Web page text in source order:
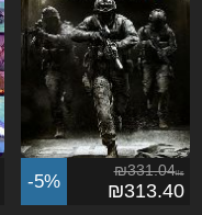
-5% ₪331.04ils
₪313.40